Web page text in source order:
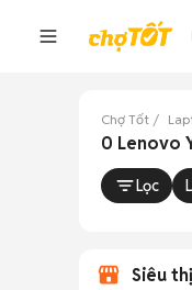
Chợ Tốt
0 Lenovo
Lọc
Siêu